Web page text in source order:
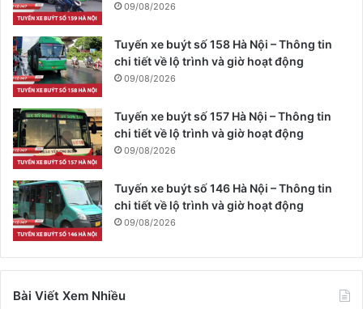
09/08/2026
Tuyến xe buýt số 158 Hà Nội – Thông tin
chi tiết về lộ trình và giờ hoạt động
09/08/2026
Tuyến xe buýt số 157 Hà Nội – Thông tin
chi tiết về lộ trình và giờ hoạt động
09/08/2026
Tuyến xe buýt số 146 Hà Nội – Thông tin
chi tiết về lộ trình và giờ hoạt động
09/08/2026
Bài Viết Xem Nhiều